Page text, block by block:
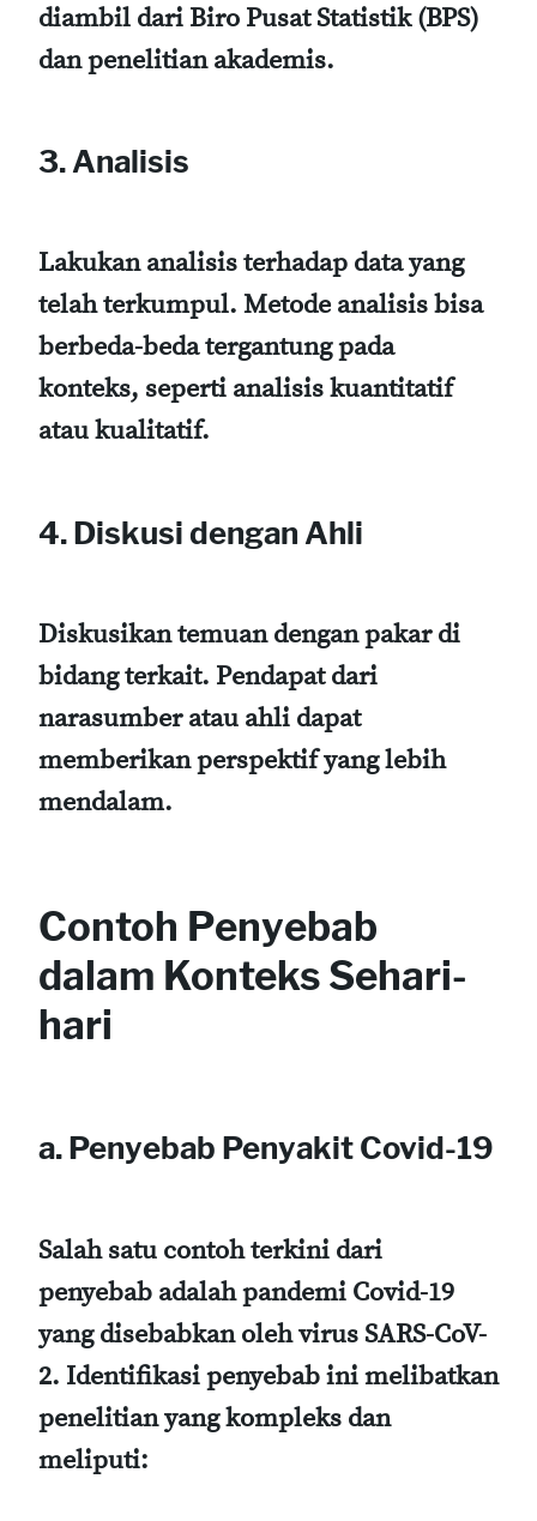
diambil dari Biro Pusat Statistik (BPS)
dan penelitian akademis.
3. Analisis
Lakukan analisis terhadap data yang
telah terkumpul. Metode analisis bisa
berbeda-beda tergantung pada
konteks, seperti analisis kuantitatif
atau kualitatif.
4. Diskusi dengan Ahli
Diskusikan temuan dengan pakar di
bidang terkait. Pendapat dari
narasumber atau ahli dapat
memberikan perspektif yang lebih
mendalam.
Contoh Penyebab
dalam Konteks Sehari-
hari
a. Penyebab Penyakit Covid-19
Salah satu contoh terkini dari
penyebab adalah pandemi Covid-19
yang disebabkan oleh virus SARS-CoV-
2. Identifikasi penyebab ini melibatkan
penelitian yang kompleks dan
meliputi: